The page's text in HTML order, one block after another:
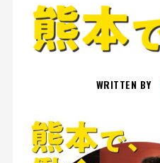
WRITTEN BY